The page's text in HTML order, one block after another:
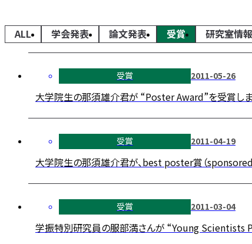
ALL 学会発表 論文発表 受賞 研究室情報
受賞 2011-05-26
大学院生の那須雄介君が “Poster Award”を受賞しま
受賞 2011-04-19
大学院生の那須雄介君が、best poster賞（sponsored
受賞 2011-03-04
学振特別研究員の服部満さんが “Young Scientists